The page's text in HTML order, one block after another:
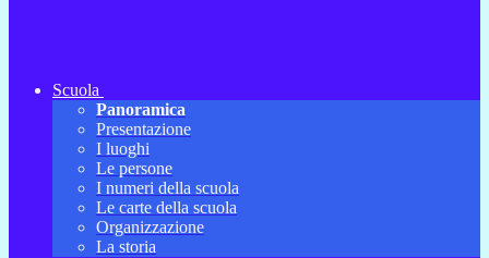
Scuola
Panoramica
Presentazione
I luoghi
Le persone
I numeri della scuola
Le carte della scuola
Organizzazione
La storia